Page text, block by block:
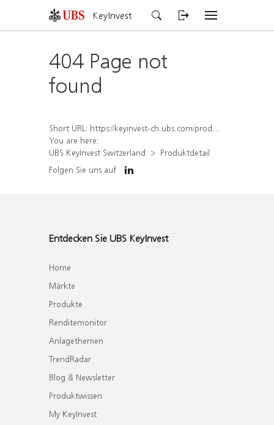
KeyInvest
404 Page not
found
Short URL: https://keyinvest-ch.ubs.com/produkt/detail/index/isin/CH1579304671
You are here:
UBS KeyInvest Switzerland
Produktdetail
Folgen Sie uns auf
Entdecken Sie UBS KeyInvest
Home
Märkte
Produkte
Renditemonitor
Anlagethemen
TrendRadar
Blog & Newsletter
Produktwissen
My KeyInvest